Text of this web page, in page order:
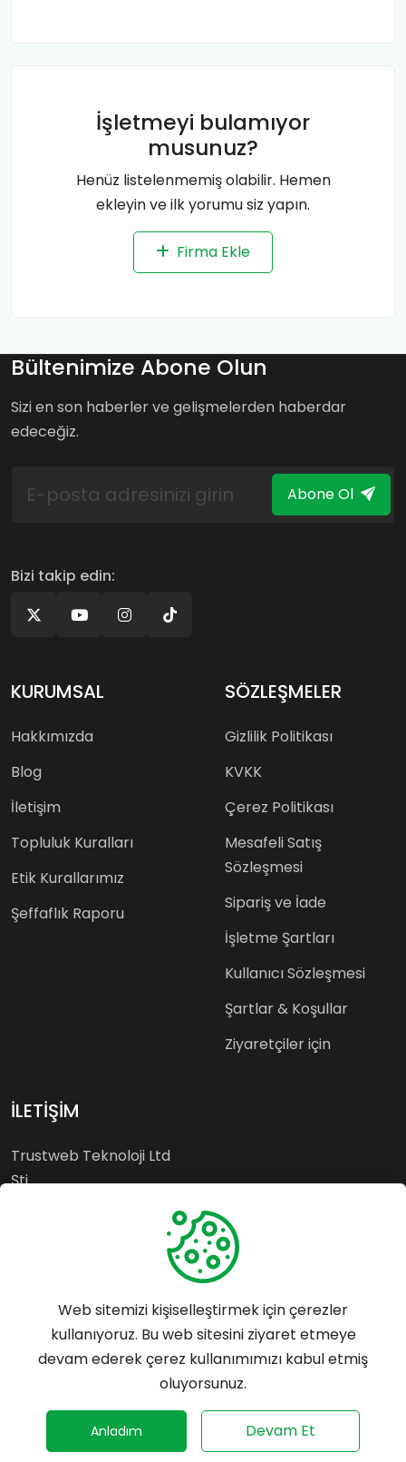
İşletmeyi bulamıyor
musunuz?
Henüz listelenmemiş olabilir. Hemen
ekleyin ve ilk yorumu siz yapın.
Firma Ekle
Bültenimize Abone Olun
Sizi en son haberler ve gelişmelerden haberdar
edeceğiz.
Abone Ol
Bizi takip edin:
KURUMSAL
Hakkımızda
Blog
İletişim
Topluluk Kuralları
Etik Kurallarımız
Şeffaflık Raporu
SÖZLEŞMELER
Gizlilik Politikası
KVKK
Çerez Politikası
Mesafeli Satış
Sözleşmesi
Sipariş ve İade
İşletme Şartları
Kullanıcı Sözleşmesi
Şartlar & Koşullar
Ziyaretçiler için
İLETİŞİM
Trustweb Teknoloji Ltd
Şti.
Whatsapp: 0542 699 55
Tel: 0542 699 55 64
destek@trustrank.com.tr
0859153361900001
Trustrank - Her hakkı saklıdır.
Web sitemizi kişiselleştirmek için çerezler
kullanıyoruz. Bu web sitesini ziyaret etmeye
devam ederek çerez kullanımımızı kabul etmiş
oluyorsunuz.
Anladım Devam Et